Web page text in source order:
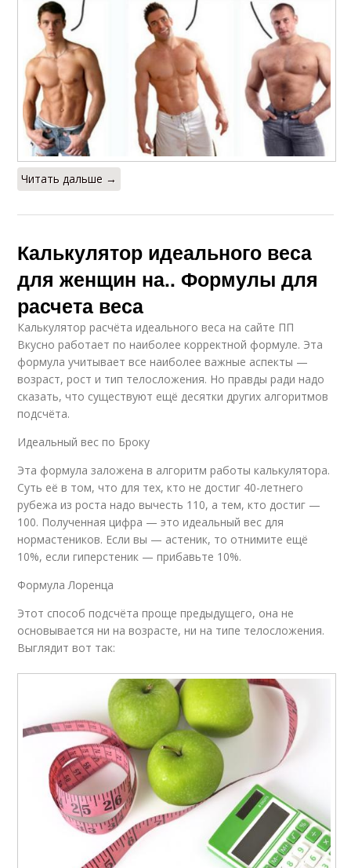
Читать дальше →
Калькулятор идеального веса
для женщин на.. Формулы для
расчета веса
Калькулятор расчёта идеального веса на сайте ПП
Вкусно работает по наиболее корректной формуле. Эта
формула учитывает все наиболее важные аспекты —
возраст, рост и тип телосложения. Но правды ради надо
сказать, что существуют ещё десятки других алгоритмов
подсчёта.
Идеальный вес по Броку
Эта формула заложена в алгоритм работы калькулятора.
Суть её в том, что для тех, кто не достиг 40-летнего
рубежа из роста надо вычесть 110, а тем, кто достиг —
100. Полученная цифра — это идеальный вес для
нормастеников. Если вы — астеник, то отнимите ещё
10%, если гиперстеник — прибавьте 10%.
Формула Лоренца
Этот способ подсчёта проще предыдущего, она не
основывается ни на возрасте, ни на типе телосложения.
Выглядит вот так: